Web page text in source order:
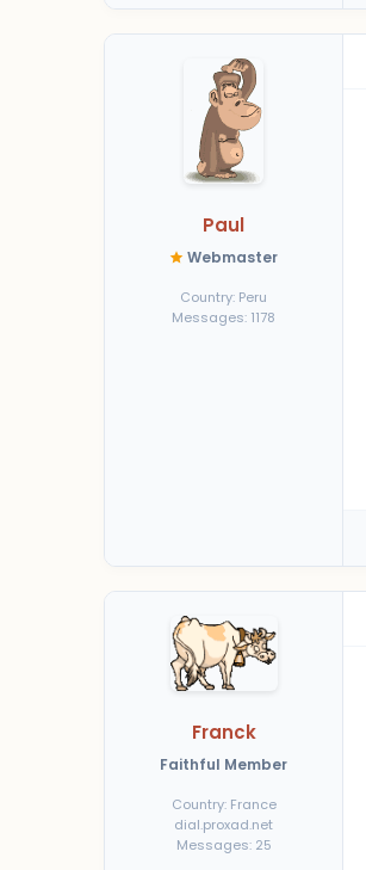
Paul
Webmaster
Country: Peru
Messages: 1178
Franck
Faithful Member
Country: France
dial.proxad.net
Messages: 25